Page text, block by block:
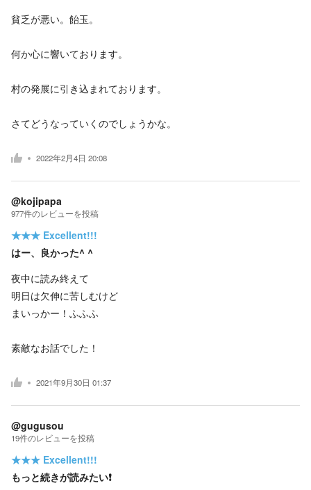
貧乏が悪い。飴玉。
何か心に響いております。
村の発展に引き込まれております。
さてどうなっていくのでしょうかな。
2022年2月4日 20:08
@kojipapa
977件のレビューを投稿
★★★ Excellent!!!
はー、良かった^ ^
夜中に読み終えて
明日は欠伸に苦しむけど
まいっかー！ふふふ
素敵なお話でした！
2021年9月30日 01:37
@gugusou
19件のレビューを投稿
★★★ Excellent!!!
もっと続きが読みたい❗️